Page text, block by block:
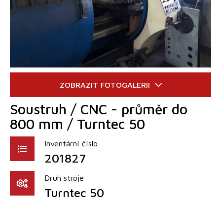
Soustruh / CNC - průměr do
800 mm / Turntec 50
Inventární číslo
201827
Druh stroje
Turntec 50